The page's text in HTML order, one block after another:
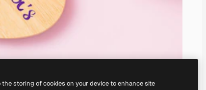
the storing of cookies on your device to enhance site